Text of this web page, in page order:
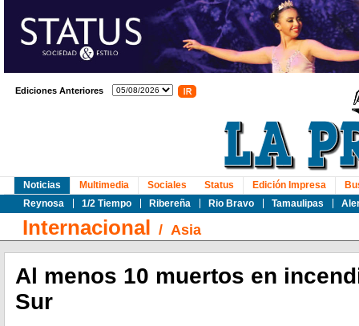
Ediciones Anteriores
Noticias
Reynosa
1/2 Tiempo Ribereña Rio Bravo Tamaulipas
Multimedia Sociales Status Edición Impresa
Internacional / Asia
Al menos 10 muertos en
Sur